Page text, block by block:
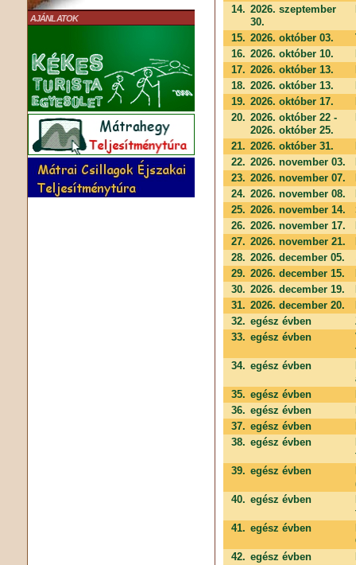
AJÁNLATOK
14. 2026. szeptember
30.
15. 2026. október 03.
16. 2026. október 10.
17. 2026. október 13.
18. 2026. október 13.
19. 2026. október 17.
20. 2026. október 22 -
2026. október 25.
21. 2026. október 31.
22. 2026. november 03.
23. 2026. november 07.
24. 2026. november 08.
25. 2026. november 14.
26. 2026. november 17.
27. 2026. november 21.
28. 2026. december 05.
29. 2026. december 15.
30. 2026. december 19.
31. 2026. december 20.
32. egész évben
33. egész évben
34. egész évben
35. egész évben
36. egész évben
37. egész évben
38. egész évben
39. egész évben
40. egész évben
41. egész évben
42. egész évben